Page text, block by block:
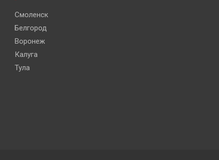
Смоленск
Белгород
Воронеж
Калуга
Тула